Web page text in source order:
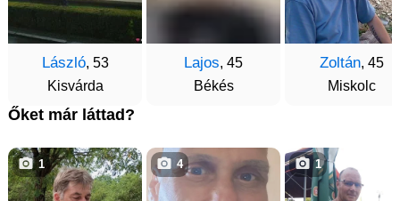
László, 53
Kisvárda
Lajos, 45
Békés
Zoltán, 45
Miskolc
Őket már láttad?
1 4 1